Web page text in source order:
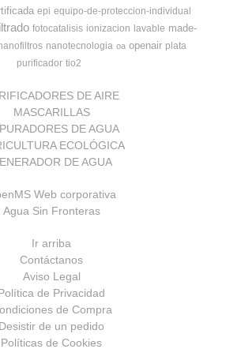
epi equipo-de-proteccion-individual
fotocatalisis ionizacion lavable made-
nanotecnologia oa openair plata
purificador tio2
DE AIRE
MASCARILLAS
DE AGUA
ECOLÓGICA
DE AGUA
Web corporativa
Agua Sin Fronteras
Ir arriba
Contáctanos
Aviso Legal
de Privacidad
de Compra
Desistir de un pedido
Políticas de Cookies